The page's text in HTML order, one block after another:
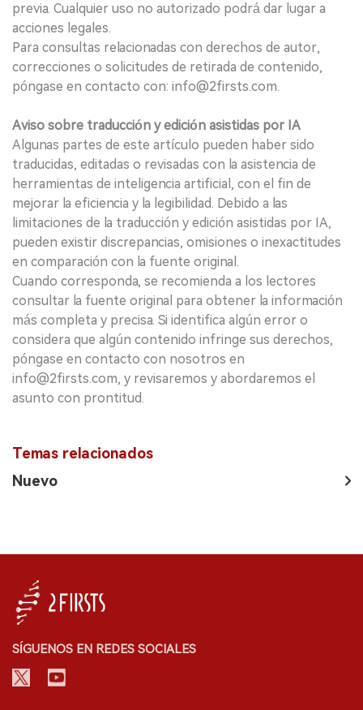
previa. Cualquier uso no autorizado podrá dar lugar a
acciones legales.
Para consultas relacionadas con derechos de autor,
correcciones o solicitudes de retirada de contenido,
póngase en contacto con: info@2firsts.com.
Aviso sobre traducción y edición asistidas por IA
Algunas partes de este artículo pueden haber sido
traducidas, editadas o revisadas con la asistencia de
herramientas de inteligencia artificial, con el fin de
mejorar la eficiencia y la legibilidad. Debido a las
limitaciones de la traducción y edición asistidas por IA,
pueden existir discrepancias, omisiones o inexactitudes
en comparación con la fuente original.
Cuando corresponda, se recomienda a los lectores
consultar la fuente original para obtener la información
más completa y precisa. Si identifica algún error o
considera que algún contenido infringe sus derechos,
póngase en contacto con nosotros en
info@2firsts.com, y revisaremos y abordaremos el
asunto con prontitud.
Temas relacionados
Nuevo
SÍGUENOS EN REDES SOCIALES